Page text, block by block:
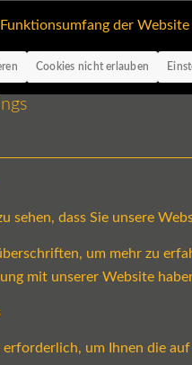
der
Cookies nicht erlauben
sehen, dass Sie unsere
um mehr zu
mit unserer Website
erforderlich, um Ihnen die